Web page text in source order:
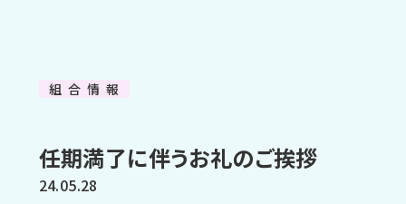
組合情報
任期満了に伴うお礼のご挨拶
24.05.28